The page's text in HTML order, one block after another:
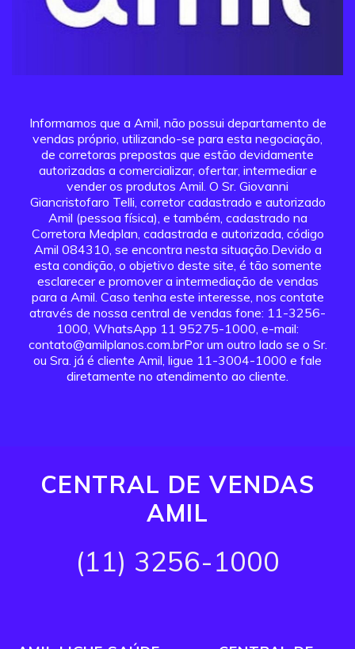
Informamos que a Amil, não possui departamento de
vendas próprio, utilizando-se para esta negociação,
de corretoras prepostas que estão devidamente
autorizadas a comercializar, ofertar, intermediar e
vender os produtos Amil. O Sr. Giovanni
Giancristofaro Telli, corretor cadastrado e autorizado
Amil (pessoa física), e também, cadastrado na
Corretora Medplan, cadastrada e autorizada, código
Amil 084310, se encontra nesta situação.Devido a
esta condição, o objetivo deste site, é tão somente
esclarecer e promover a intermediação de vendas
para a Amil. Caso tenha este interesse, nos contate
através de nossa central de vendas fone: 11-3256-
1000, WhatsApp 11 95275-1000, e-mail:
contato@amilplanos.com.brPor um outro lado se o Sr.
ou Sra. já é cliente Amil, ligue 11-3004-1000 e fale
diretamente no atendimento ao cliente.
CENTRAL DE VENDAS
AMIL
(11) 3256-1000